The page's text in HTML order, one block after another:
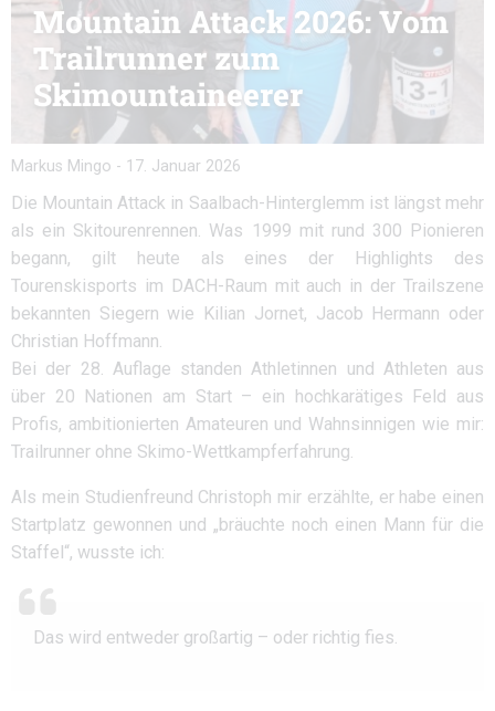
Mountain Attack 2026: Vom
Trailrunner zum
Skimountaineerer
Markus Mingo - 17. Januar 2026
Die Mountain Attack in Saalbach-Hinterglemm ist längst mehr
als ein Skitourenrennen. Was 1999 mit rund 300 Pionieren
begann, gilt heute als eines der Highlights des
Tourenskisports im DACH-Raum mit auch in der Trailszene
bekannten Siegern wie Kilian Jornet, Jacob Hermann oder
Christian Hoffmann.
Bei der 28. Auflage standen Athletinnen und Athleten aus
über 20 Nationen am Start – ein hochkarätiges Feld aus
Profis, ambitionierten Amateuren und Wahnsinnigen wie mir:
Trailrunner ohne Skimo-Wettkampferfahrung.
Als mein Studienfreund Christoph mir erzählte, er habe einen
Startplatz gewonnen und „bräuchte noch einen Mann für die
Staffel“, wusste ich:
Das wird entweder großartig – oder richtig fies.